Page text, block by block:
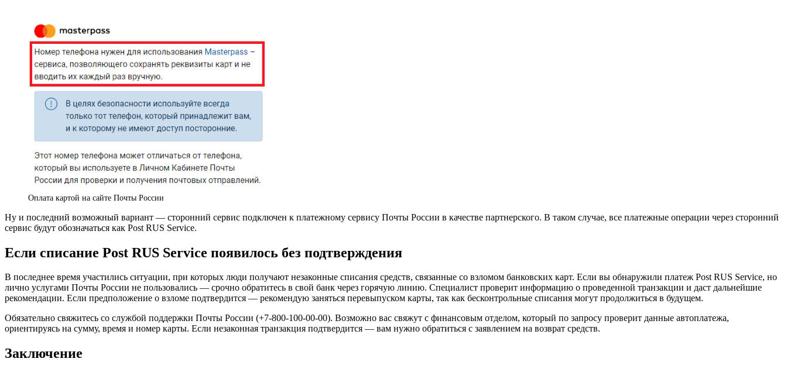
Оплата картой на сайте Почты России
Ну и последний возможный вариант — сторонний сервис подключен к платежному сервису Почты России в качестве партнерского. В таком случае, все платежные операции через сторонний
сервис будут обозначаться как Post RUS Service.
Если списание Post RUS Service появилось без подтверждения
В последнее время участились ситуации, при которых люди получают незаконные списания средств, связанные со взломом банковских карт. Если вы обнаружили платеж Post RUS Service, но
лично услугами Почты России не пользовались — срочно обратитесь в свой банк через горячую линию. Специалист проверит информацию о проведенной транзакции и даст дальнейшие
рекомендации. Если предположение о взломе подтвердится — рекомендую заняться перевыпуском карты, так как бесконтрольные списания могут продолжиться в будущем.
Обязательно свяжитесь со службой поддержки Почты России (+7-800-100-00-00). Возможно вас свяжут с финансовым отделом, который по запросу проверит данные автоплатежа,
ориентируясь на сумму, время и номер карты. Если незаконная транзакция подтвердится — вам нужно обратиться с заявлением на возврат средств.
Заключение